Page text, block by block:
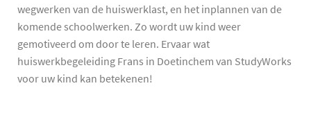
wegwerken van de huiswerklast, en het inplannen van de
komende schoolwerken. Zo wordt uw kind weer
gemotiveerd om door te leren. Ervaar wat
huiswerkbegeleiding Frans in Doetinchem van StudyWorks
voor uw kind kan betekenen!